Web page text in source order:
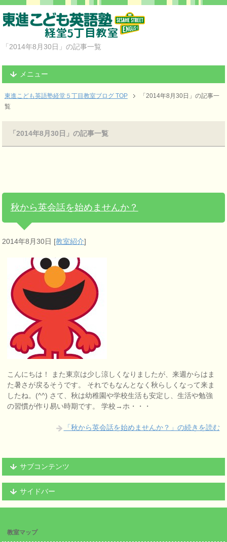
「2014年8月30日」の記事一覧
メニュー
東進こども英語塾経堂５丁目教室ブログ TOP
「2014年8月30日」の記事一
覧
「2014年8月30日」の記事一覧
秋から英会話を始めませんか？
2014年8月30日 [教室紹介]
こんにちは！ また東京は少し涼しくなりましたが、来週からはま
た暑さが戻るそうです。 それでもなんとなく秋らしくなって来ま
したね。(^^) さて、秋は幼稚園や学校生活も安定し、生活や勉強
の習慣が作り易い時期です。 学校→ホ・・・
「秋から英会話を始めませんか？」の続きを読む
サブコンテンツ
サイドバー
教室マップ